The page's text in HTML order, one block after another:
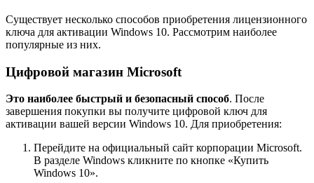
Существует несколько способов приобретения лицензионного
ключа для активации Windows 10. Рассмотрим наиболее
популярные из них.
Цифровой магазин Microsoft
Это наиболее быстрый и безопасный способ. После
завершения покупки вы получите цифровой ключ для
активации вашей версии Windows 10. Для приобретения:
Перейдите на официальный сайт корпорации Microsoft.
В разделе Windows кликните по кнопке «Купить
Windows 10».